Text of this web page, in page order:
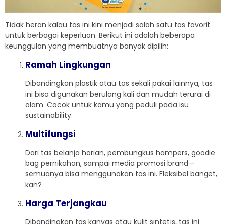
Tidak heran kalau tas ini kini menjadi salah satu tas favorit
untuk berbagai keperluan. Berikut ini adalah beberapa
keunggulan yang membuatnya banyak dipilih:
Ramah Lingkungan
Dibandingkan plastik atau tas sekali pakai lainnya, tas
ini bisa digunakan berulang kali dan mudah terurai di
alam. Cocok untuk kamu yang peduli pada isu
sustainability.
Multifungsi
Dari tas belanja harian, pembungkus hampers, goodie
bag pernikahan, sampai media promosi brand—
semuanya bisa menggunakan tas ini. Fleksibel banget,
kan?
Harga Terjangkau